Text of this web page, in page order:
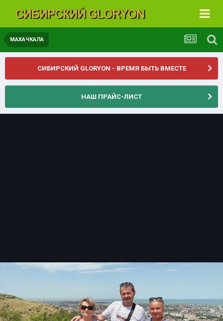
МАХАЧКАЛА
СИБИРСКИЙ GLORYON - ВРЕМЯ БЫТЬ ВМЕСТЕ
НАШ ПРАЙС-ЛИСТ